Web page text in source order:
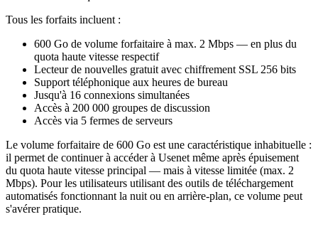
Tous les forfaits incluent :
600 Go de volume forfaitaire à max. 2 Mbps — en plus du
quota haute vitesse respectif
Lecteur de nouvelles gratuit avec chiffrement SSL 256 bits
Support téléphonique aux heures de bureau
Jusqu'à 16 connexions simultanées
Accès à 200 000 groupes de discussion
Accès via 5 fermes de serveurs
Le volume forfaitaire de 600 Go est une caractéristique inhabituelle :
il permet de continuer à accéder à Usenet même après épuisement
du quota haute vitesse principal — mais à vitesse limitée (max. 2
Mbps). Pour les utilisateurs utilisant des outils de téléchargement
automatisés fonctionnant la nuit ou en arrière-plan, ce volume peut
s'avérer pratique.